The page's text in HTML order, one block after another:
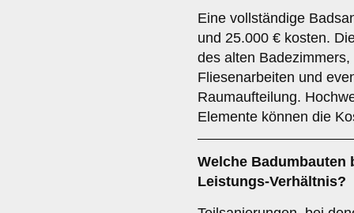
Eine vollständige
und 25.000 € kosten.
des alten
Fliesenarbeiten und
Raumaufteilung.
Elemente können die
Welche Badumbauten
Leistungs-Verhältnis?